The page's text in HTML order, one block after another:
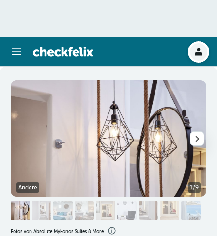
Andere 1/9
Fotos von Absolute Mykonos Suites & More